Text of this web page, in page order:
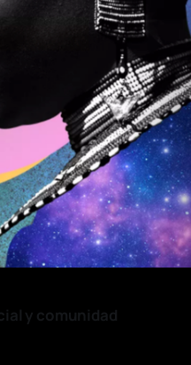
y comunidad